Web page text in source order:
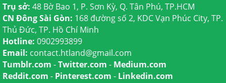
Trụ sở: 48 Bờ Bao 1, P. Sơn Kỳ, Q. Tân Phú, TP.HCM
CN Đông Sài Gòn: 168 đường số 2, KDC Vạn Phúc City, TP.
Thủ Đức, TP. Hồ Chí Minh
Hotline: 0902993899
Email: contact.htland@gmail.com
Tumblr.com -Twitter.com - Medium.com
Reddit.com - Pinterest.com - Linkedin.com